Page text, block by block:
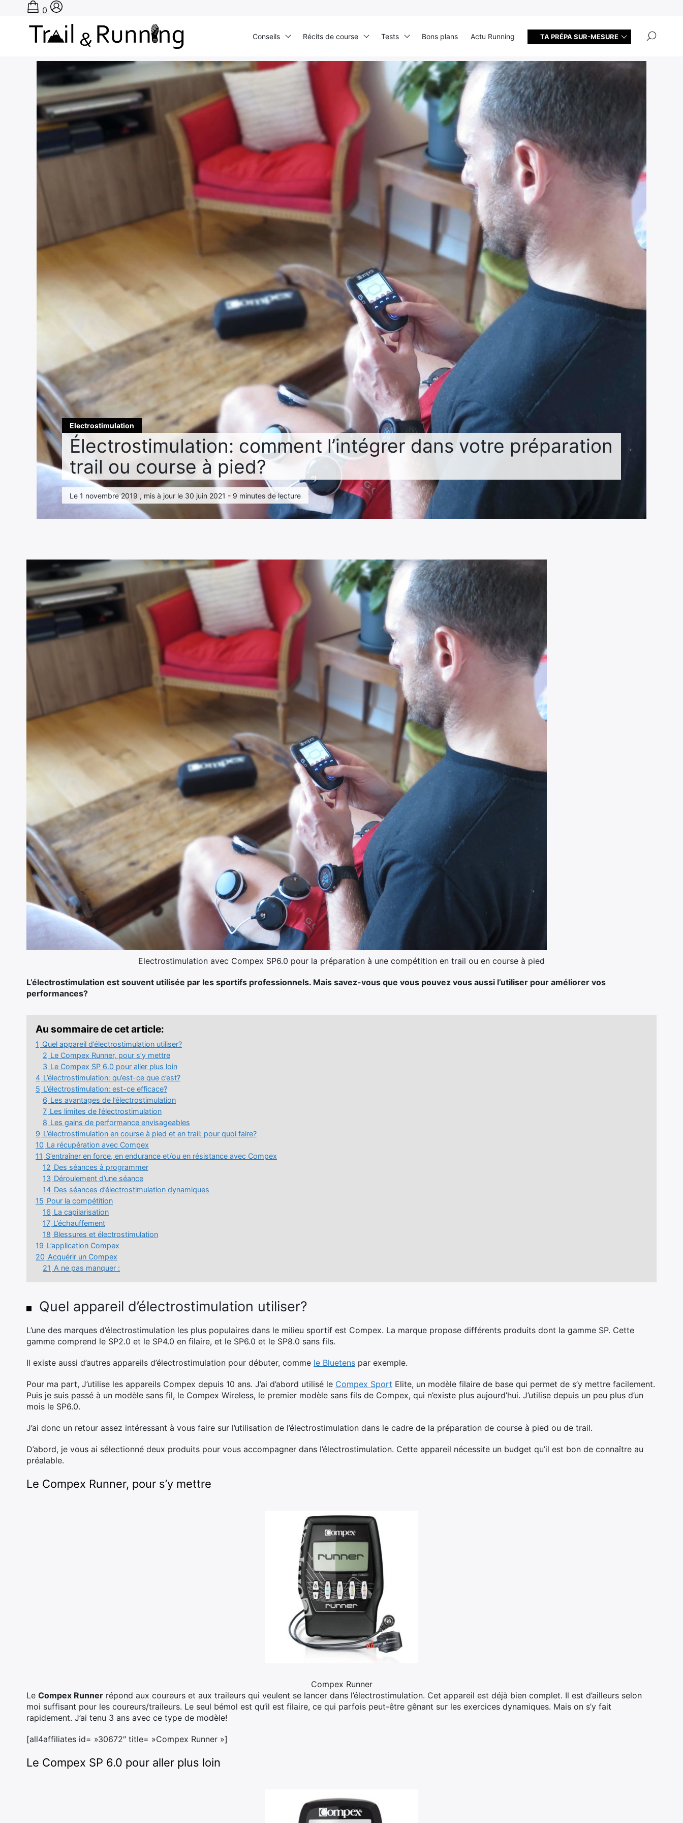
Electrostimulation
Électrostimulation: comment l’intégrer dans votre préparation
trail ou course à pied?
Le 1 novembre 2019 , mis à jour le 30 juin 2021 - 9 minutes de lecture
Accueil
Electrostimulation avec Compex SP6.0 pour la préparation à une compétition en trail ou en course à pied
L’électrostimulation est souvent utilisée par les sportifs professionnels. Mais savez-vous que vous pouvez vous aussi l’utiliser pour améliorer vos
performances?
Au sommaire de cet article:
1 Quel appareil d’électrostimulation utiliser?
2 Le Compex Runner, pour s’y mettre
3 Le Compex SP 6.0 pour aller plus loin
4 L’électrostimulation: qu’est-ce que c’est?
5 L’électrostimulation: est-ce efficace?
6 Les avantages de l’électrostimulation
7 Les limites de l’électrostimulation
8 Les gains de performance envisageables
9 L’électrostimulation en course à pied et en trail: pour quoi faire?
10 La récupération avec Compex
11 S’entraîner en force, en endurance et/ou en résistance avec Compex
12 Des séances à programmer
13 Déroulement d’une séance
14 Des séances d’électrostimulation dynamiques
15 Pour la compétition
16 La capilarisation
17 L’échauffement
18 Blessures et électrostimulation
19 L’application Compex
20 Acquérir un Compex
21 A ne pas manquer :
Quel appareil d’électrostimulation utiliser?
L’une des marques d’électrostimulation les plus populaires dans le milieu sportif est Compex. La marque propose différents produits dont la gamme SP. Cette
gamme comprend le SP2.0 et le SP4.0 en filaire, et le SP6.0 et le SP8.0 sans fils.
Il existe aussi d’autres appareils d’électrostimulation pour débuter, comme le Bluetens par exemple.
Pour ma part, J’utilise les appareils Compex depuis 10 ans. J’ai d’abord utilisé le Compex Sport Elite, un modèle filaire de base qui permet de s’y mettre facilement.
Puis je suis passé à un modèle sans fil, le Compex Wireless, le premier modèle sans fils de Compex, qui n’existe plus aujourd’hui. J’utilise depuis un peu plus d’un
mois le SP6.0.
J’ai donc un retour assez intéressant à vous faire sur l’utilisation de l’électrostimulation dans le cadre de la préparation de course à pied ou de trail.
D’abord, je vous ai sélectionné deux produits pour vous accompagner dans l’électrostimulation. Cette appareil nécessite un budget qu’il est bon de connaître au
préalable.
Le Compex Runner, pour s’y mettre
Compex Runner
Le Compex Runner répond aux coureurs et aux traileurs qui veulent se lancer dans l’électrostimulation. Cet appareil est déjà bien complet. Il est d’ailleurs selon
moi suffisant pour les coureurs/traileurs. Le seul bémol est qu’il est filaire, ce qui parfois peut-être gênant sur les exercices dynamiques. Mais on s’y fait
rapidement. J’ai tenu 3 ans avec ce type de modèle!
[all4affiliates id= »30672″ title= »Compex Runner »]
Le Compex SP 6.0 pour aller plus loin
0
Conseils Récits de course
Grand Tour du Bassin d’Arcachon
Tests Bons plans Actu Running TA PRÉPA SUR-MESURE
Rechercher